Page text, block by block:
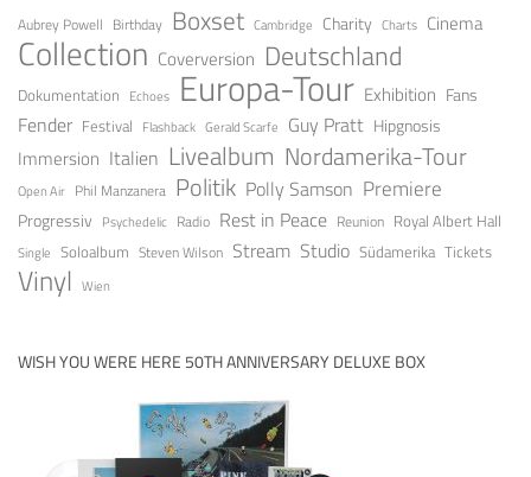
Aubrey Powell Birthday Boxset Cambridge Charity Charts Cinema
Collection Coverversion Deutschland
Dokumentation Echoes Europa-Tour Exhibition Fans
Fender Festival Flashback Gerald Scarfe Guy Pratt Hipgnosis
Immersion Italien Livealbum Nordamerika-Tour
Open Air Phil Manzanera Politik Polly Samson Premiere
Progressiv Psychedelic Radio Rest in Peace Reunion Royal Albert Hall
Single Soloalbum Steven Wilson Stream Studio Südamerika Tickets
Vinyl Wien
WISH YOU WERE HERE 50TH ANNIVERSARY DELUXE BOX